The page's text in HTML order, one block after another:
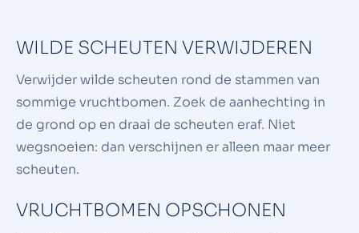
WILDE SCHEUTEN VERWIJDEREN
Verwijder wilde scheuten rond de stammen van
sommige vruchtbomen. Zoek de aanhechting in
de grond op en draai de scheuten eraf. Niet
wegsnoeien: dan verschijnen er alleen maar meer
scheuten.
VRUCHTBOMEN OPSCHONEN